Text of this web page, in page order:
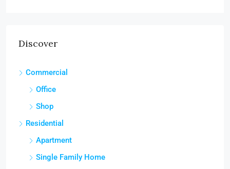
Discover
Commercial
Office
Shop
Residential
Apartment
Single Family Home